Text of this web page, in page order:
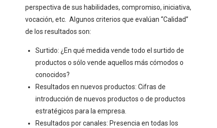
perspectiva de sus habilidades, compromiso, iniciativa,
vocación, etc. Algunos criterios que evalúan “Calidad”
de los resultados son:
Surtido: ¿En qué medida vende todo el surtido de
productos o sólo vende aquellos más cómodos o
conocidos?
Resultados en nuevos productos: Cifras de
introducción de nuevos productos o de productos
estratégicos para la empresa.
Resultados por canales: Presencia en todas los